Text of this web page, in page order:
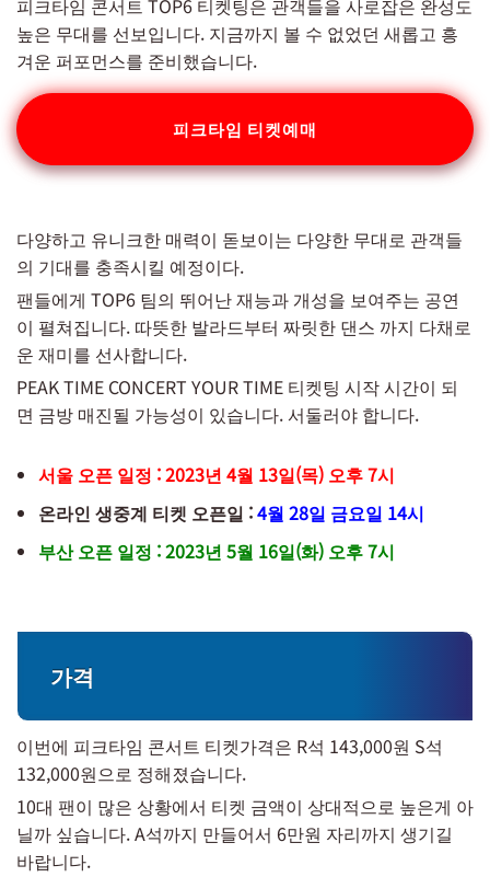
피크타임 콘서트 TOP6 티켓팅은 관객들을 사로잡은 완성도
높은 무대를 선보입니다. 지금까지 볼 수 없었던 새롭고 흥
겨운 퍼포먼스를 준비했습니다.
피크타임 티켓예매
다양하고 유니크한 매력이 돋보이는 다양한 무대로 관객들
의 기대를 충족시킬 예정이다.
팬들에게 TOP6 팀의 뛰어난 재능과 개성을 보여주는 공연
이 펼쳐집니다. 따뜻한 발라드부터 짜릿한 댄스 까지 다채로
운 재미를 선사합니다.
PEAK TIME CONCERT YOUR TIME 티켓팅 시작 시간이 되
면 금방 매진될 가능성이 있습니다. 서둘러야 합니다.
서울 오픈 일정 : 2023년 4월 13일(목) 오후 7시
온라인 생중계 티켓 오픈일 :4월 28일 금요일 14시
부산 오픈 일정 : 2023년 5월 16일(화) 오후 7시
가격
이번에 피크타임 콘서트 티켓가격은 R석 143,000원 S석
132,000원으로 정해졌습니다.
10대 팬이 많은 상황에서 티켓 금액이 상대적으로 높은게 아
닐까 싶습니다. A석까지 만들어서 6만원 자리까지 생기길
바랍니다.